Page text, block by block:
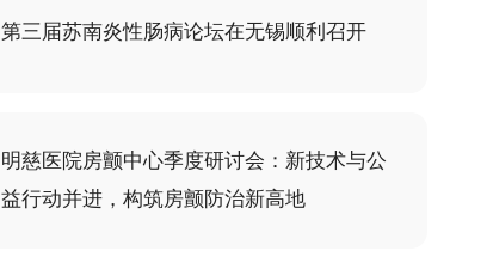
第三届苏南炎性肠病论坛在无锡顺利召开
明慈医院房颤中心季度研讨会：新技术与公
益行动并进，构筑房颤防治新高地